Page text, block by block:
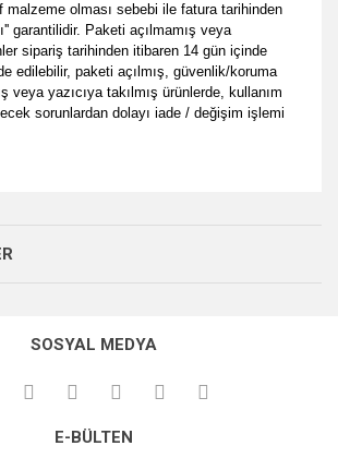
malzeme olması sebebi ile fatura tarihinden
garantilidir. Paketi açılmamış veya
sipariş tarihinden itibaren 14 gün içinde
edilebilir, paketi açılmış, güvenlik/koruma
veya yazıcıya takılmış ürünlerde, kullanım
sorunlardan dolayı iade / değişim işlemi
iletebilirsiniz.
için teşekkür ederiz.
eksik bilgiler bulunuyor.
farklı alternatifler olmalı.
| 18/07/2024
SOSYAL MEDYA
E-BÜLTEN